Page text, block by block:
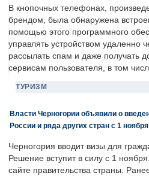
В кнопочных телефонах,
брендом, была обнаружена
помощью этого программного
управлять устройством удаленно
рассылать спам и даже получать
сервисам пользователя, в том
ТУРИЗМ
Власти Черногории объявили о
России и ряда других стран с 1 ноября
Черногория вводит визы для
Решение вступит в силу с 1
сайте правительства страны.